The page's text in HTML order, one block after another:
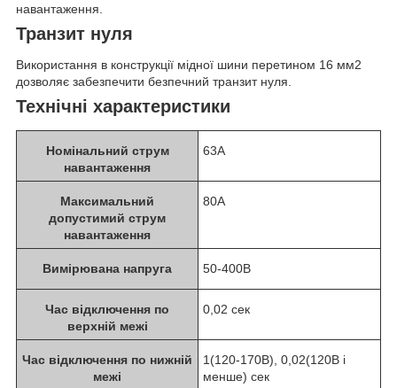
навантаження.
Транзит нуля
Використання в конструкції мідної шини перетином 16 мм2
дозволяє забезпечити безпечний транзит нуля.
Технічні характеристики
Номінальний струм
навантаження
63A
Максимальний
допустимий струм
навантаження
80A
Вимірювана напруга 50-400B
Час відключення по
верхній межі
0,02 сек
Час відключення по нижній
межі
1(120-170В), 0,02(120В і
менше) сек